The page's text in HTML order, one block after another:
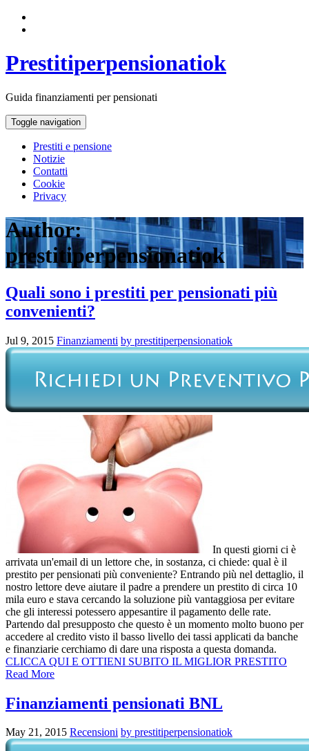
Prestitiperpensionatiok
Guida finanziamenti per pensionati
Toggle navigation
Prestiti e pensione
Notizie
Contatti
Cookie
Privacy
Author:
prestitiperpensionatiok
Quali sono i prestiti per pensionati più
convenienti?
Jul 9, 2015 Finanziamenti by prestitiperpensionatiok
In questi giorni ci è
arrivata un'email di un lettore che, in sostanza, ci chiede: qual è il
prestito per pensionati più conveniente? Entrando più nel dettaglio, il
nostro lettore deve aiutare il padre a prendere un prestito di circa 10
mila euro e stava cercando la soluzione più vantaggiosa per evitare
che gli interessi potessero appesantire il pagamento delle rate.
Partendo dal presupposto che questo è un momento molto buono per
accedere al credito visto il basso livello dei tassi applicati da banche
e finanziarie cerchiamo di dare una risposta a questa domanda.
CLICCA QUI E OTTIENI SUBITO IL MIGLIOR PRESTITO
Read More
Finanziamenti pensionati BNL
May 21, 2015 Recensioni by prestitiperpensionatiok